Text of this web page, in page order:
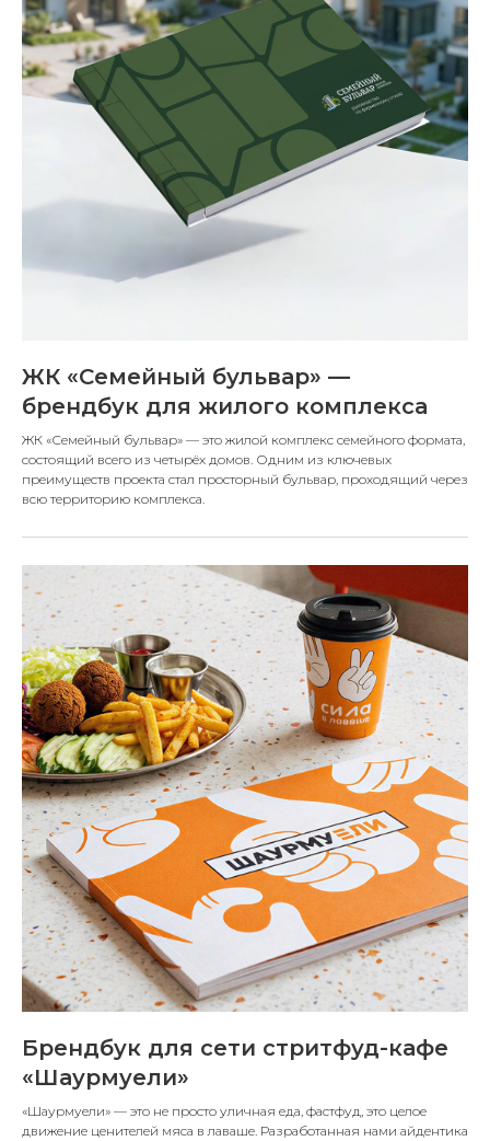
ЖК «Семейный бульвар» —
брендбук для жилого комплекса
ЖК «Семейный бульвар» — это жилой комплекс семейного формата,
состоящий всего из четырёх домов. Одним из ключевых
преимуществ проекта стал просторный бульвар, проходящий через
всю территорию комплекса.
Брендбук для сети стритфуд-кафе
«Шаурмуели»
«Шаурмуели» — это не просто уличная еда, фастфуд, это целое
движение ценителей мяса в лаваше. Разработанная нами айдентика